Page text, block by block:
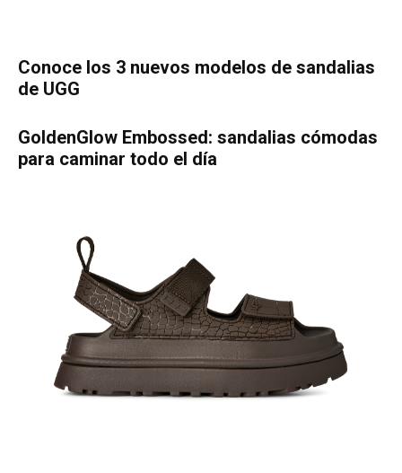
Conoce los 3 nuevos modelos de sandalias
de UGG
GoldenGlow Embossed: sandalias cómodas
para caminar todo el día